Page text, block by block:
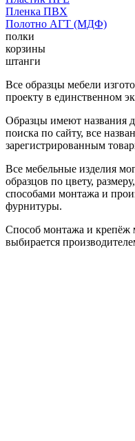
Пленка ПВХ
Полотно АГТ (МДФ)
полки
корзины
штанги
Все образцы мебели
проекту в единственном
Образцы имеют названия
поиска по сайту, все
зарегистрированным
Все мебельные изделия
образцов по цвету,
способами монтажа и
фурнитуры.
Способ монтажа и крепёж
выбирается